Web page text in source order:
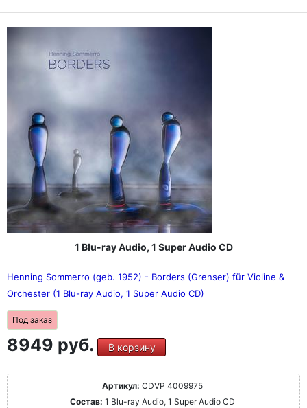
1 Blu-ray Audio, 1 Super Audio CD
Henning Sommerro (geb. 1952) - Borders (Grenser) für Violine &
Orchester (1 Blu-ray Audio, 1 Super Audio CD)
Под заказ
8949 руб. В корзину
Артикул: CDVP 4009975
Состав: 1 Blu-ray Audio, 1 Super Audio CD